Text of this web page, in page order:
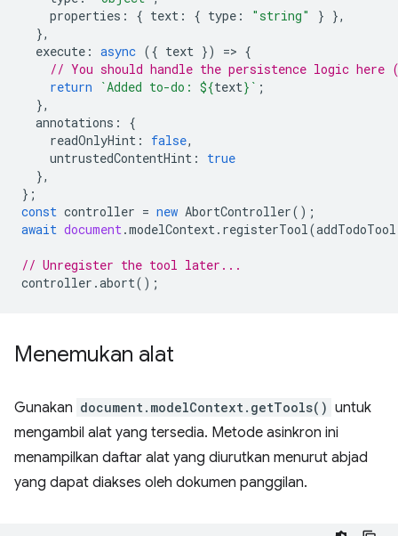
properties : { text : { type : "string" } },
},
execute : async ({ text }) => {
// You should handle the persistence logic here
return
`Added to-do: ${text} ` ;
},
annotations :
{
readOnlyHint : false,
untrustedContentHint :
true
},
};
const controller = new AbortController();
await document.modelContext. registerTool(addTodoTool
// Unregister the tool later...
controller .abort();
Menemukan alat
Gunakan document.modelContext.getTools() untuk
mengambil alat yang tersedia. Metode asinkron ini
menampilkan daftar alat yang diurutkan menurut abjad
yang dapat diakses oleh dokumen panggilan.